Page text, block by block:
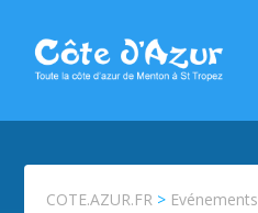
COTE.AZUR.FR > Evénements